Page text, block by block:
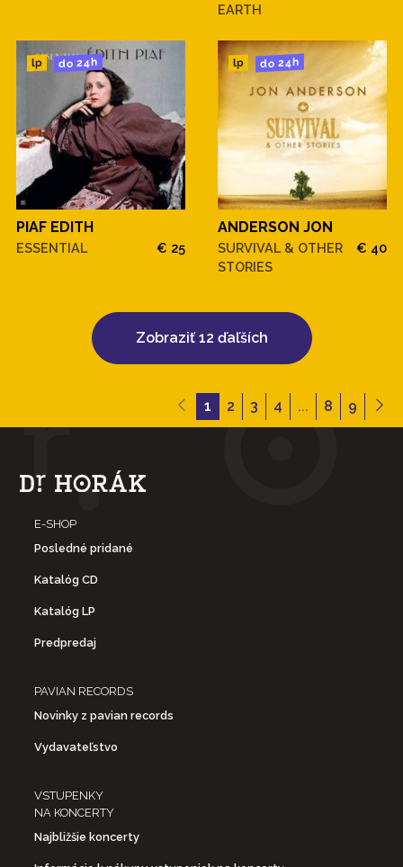
EARTH
lp do 24h
PIAF EDITH
ESSENTIAL € 25
lp do 24h
ANDERSON JON
SURVIVAL & OTHER
STORIES
€ 40
Zobraziť 12 ďaľších
1 2 3 4 ... 8 9
E-SHOP
Posledné pridané
Katalóg CD
Katalóg LP
Predpredaj
PAVIAN RECORDS
Novinky z pavian records
Vydavateľstvo
VSTUPENKY
NA KONCERTY
Najbližšie koncerty